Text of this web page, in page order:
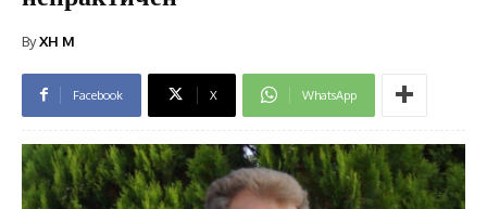
ByXH M
Facebook X WhatsApp